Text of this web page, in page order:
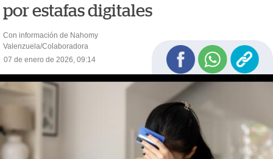
por estafas digitales
Con información de Nahomy
Valenzuela/Colaboradora
07 de enero de 2026, 09:14